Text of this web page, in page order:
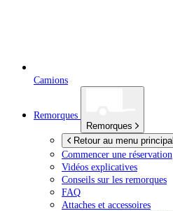
Camions
Remorques
Remorques
Retour au menu principal
Commencer une réservation
Vidéos explicatives
Conseils sur les remorques
FAQ
Attaches et accessoires